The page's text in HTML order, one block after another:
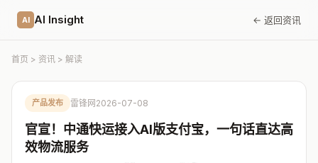
AI AI Insight ← 返回资讯
首页 > 资讯 > 解读
产品发布 雷锋网 2026-07-08
官宣！中通快运接入AI版支付宝，一句话直达高
效物流服务